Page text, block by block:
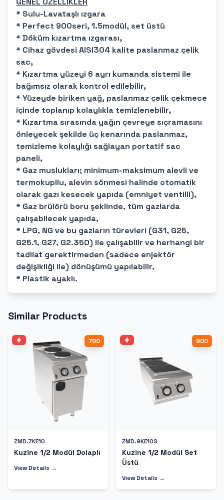
* Sulu-Lavataşlı ızgara
* Perfect 900seri, 1.5modül, set üstü
* Döküm kızartma ızgarası,
* Cihaz gövdesi AISI304 kalite paslanmaz çelik
sac,
* Kızartma yüzeyi 6 ayrı kumanda sistemi ile
bağımsız olarak kontrol edilebilir,
* Yüzeyde biriken yağ, paslanmaz çelik çekmece
içinde toplanıp kolaylıkla temizlenebilir,
* Kızartma sırasında yağın çevreye sıçramasını
önleyecek şekilde üç kenarında paslanmaz,
temizleme kolaylığı sağlayan portatif sac
paneli,
* Gaz muslukları; minimum-maksimum alevli ve
termokupllu, alevin sönmesi halinde otomatik
olarak gazı kesecek yapıda (emniyet ventilli),
* Gaz brülörü boru şeklinde, tüm gazlarda
çalışabilecek yapıda,
* LPG, NG ve bu gazların türevleri (G31, G25,
G25.1, G27, G2.350) ile çalışabilir ve herhangi bir
tadilat gerektirmeden (sadece enjektör
değişikliği ile) dönüşümü yapılabilir,
* Plastik ayaklı.
Similar Products
700
ZMD.7KE10
Kuzine 1/2 Modül Dolaplı
View Details →
900
ZMD.9KE10S
Kuzine 1/2 Modül Set
Üstü
View Details →